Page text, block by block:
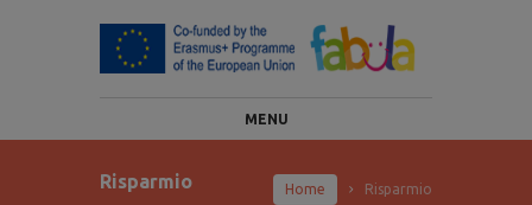
MENU
Home Risparmio
Risparmio